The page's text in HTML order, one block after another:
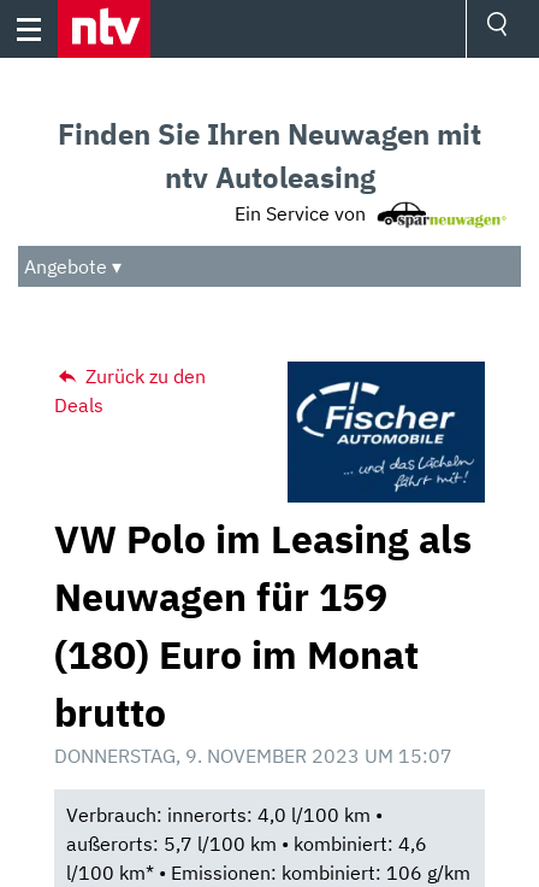
Skip
Audio
Das Beste
Finden Sie Ihren Neuwagen mit
ntv Autoleasing
Ein Service von
Angebote ▾
Zurück zu den
Deals
VW Polo im Leasing als
Neuwagen für 159
(180) Euro im Monat
brutto
DONNERSTAG, 9. NOVEMBER 2023 UM 15:07
Verbrauch: innerorts: 4,0 l/100 km •
außerorts: 5,7 l/100 km • kombiniert: 4,6
l/100 km* • Emissionen: kombiniert: 106 g/km